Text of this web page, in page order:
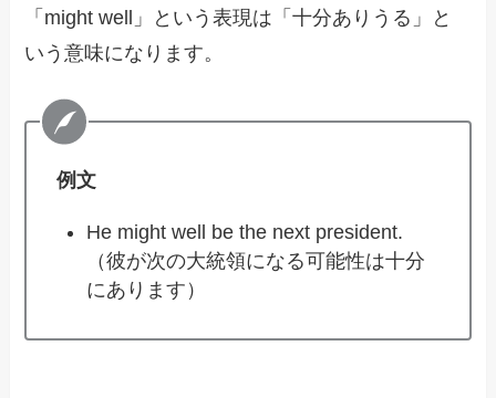
「might well」という表現は「十分ありうる」と
いう意味になります。
例文
He might well be the next president.
（彼が次の大統領になる可能性は十分
にあります）